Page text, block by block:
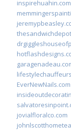
inspirehuahin.com
EverNewNails.com
jovialfloralco.com